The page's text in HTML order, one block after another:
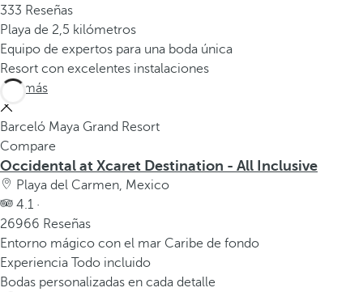
333 Reseñas
Playa de 2,5 kilómetros
Equipo de expertos para una boda única
Resort con excelentes instalaciones
Ver más
Barceló Maya Grand Resort
Compare
Occidental at Xcaret Destination - All Inclusive
Playa del Carmen, Mexico
4.1 ·
26966 Reseñas
Entorno mágico con el mar Caribe de fondo
Experiencia Todo incluido
Bodas personalizadas en cada detalle